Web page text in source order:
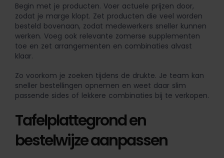
Begin met je producten. Voer actuele prijzen door,
zodat je marge klopt. Zet producten die veel worden
besteld bovenaan, zodat medewerkers sneller kunnen
werken. Voeg ook relevante zomerse supplementen
toe en zet arrangementen en combinaties alvast
klaar.
Zo voorkom je zoeken tijdens de drukte. Je team kan
sneller bestellingen opnemen en weet daar slim
passende sides of lekkere combinaties bij te verkopen.
Tafelplattegrond en
bestelwijze aanpassen